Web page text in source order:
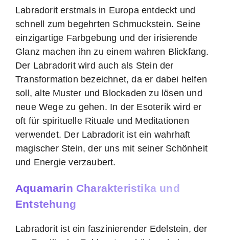
Labradorit erstmals in Europa entdeckt und
schnell zum begehrten Schmuckstein. Seine
einzigartige Farbgebung und der irisierende
Glanz machen ihn zu einem wahren Blickfang.
Der Labradorit wird auch als Stein der
Transformation bezeichnet, da er dabei helfen
soll, alte Muster und Blockaden zu lösen und
neue Wege zu gehen. In der Esoterik wird er
oft für spirituelle Rituale und Meditationen
verwendet. Der Labradorit ist ein wahrhaft
magischer Stein, der uns mit seiner Schönheit
und Energie verzaubert.
Aquamarin Charakteristika und
Entstehung
Labradorit ist ein faszinierender Edelstein, der